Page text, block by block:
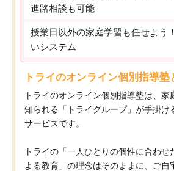
進路相談も可能
授業日以外の家庭学習も任せよう
いシステム
トライのオンライン個別指導塾
トライのオンライン個別指導塾は、
知られる「トライグループ」が手掛け
サービスです。
トライの「一人ひとりの個性に合わせ
よる教育」の理念はそのままに、ご自